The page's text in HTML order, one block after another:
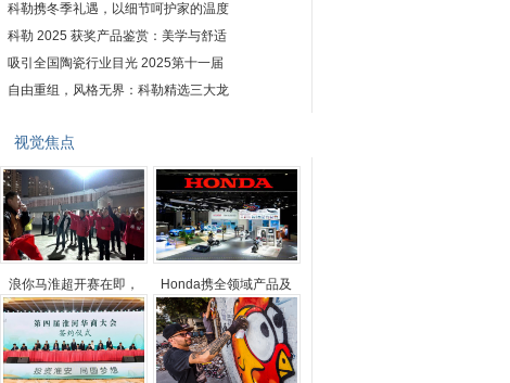
科勒携冬季礼遇，以细节呵护家的温度
科勒 2025 获奖产品鉴赏：美学与舒适
吸引全国陶瓷行业目光 2025第十一届
自由重组，风格无界：科勒精选三大龙
视觉焦点
浪你马淮超开赛在即， Honda携全领域产品及